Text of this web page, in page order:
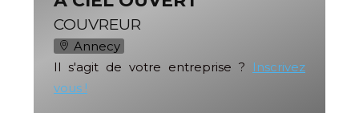
COUVREUR
Annecy
Il s'agit de votre entreprise ?
Inscrivez
vous !